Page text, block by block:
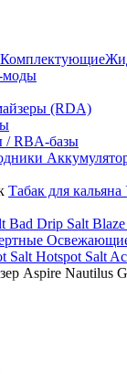
Комплектующие
моды
(RDA)
/ RBA-базы
Табак для кальяна
Bad Drip Salt
Salt Hotspot Salt
Aspire Nautilus